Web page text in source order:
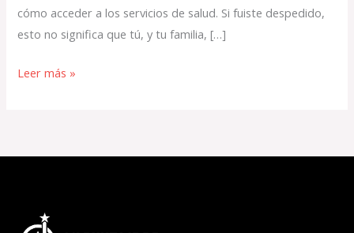
cómo acceder a los servicios de salud. Si fuiste despedido,
esto no significa que tú, y tu familia, […]
Leer más »